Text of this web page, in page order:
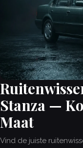
Stanza —
Maat
Vind de juiste